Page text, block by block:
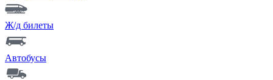
Ж/д билеты
Автобусы